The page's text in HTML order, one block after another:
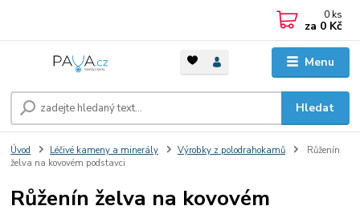
Menu
Hledat
0 ks
za 0 Kč
Úvod Léčivé kameny a minerály Výrobky z polodrahokamů
Růženín
želva na kovovém podstavci
Růženín želva na kovovém